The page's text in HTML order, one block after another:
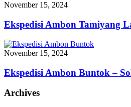
November 15, 2024
Ekspedisi Ambon Tamiyang
November 15, 2024
Ekspedisi Ambon Buntok –
Archives